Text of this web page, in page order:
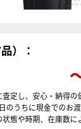
）：
定し、安心・納得の
のうちに現金でのお渡
態や時期、在庫数に